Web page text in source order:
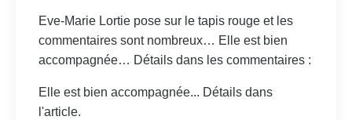
Eve-Marie Lortie pose sur le tapis rouge et les
commentaires sont nombreux… Elle est bien
accompagnée… Détails dans les commentaires :
Elle est bien accompagnée... Détails dans
l'article.